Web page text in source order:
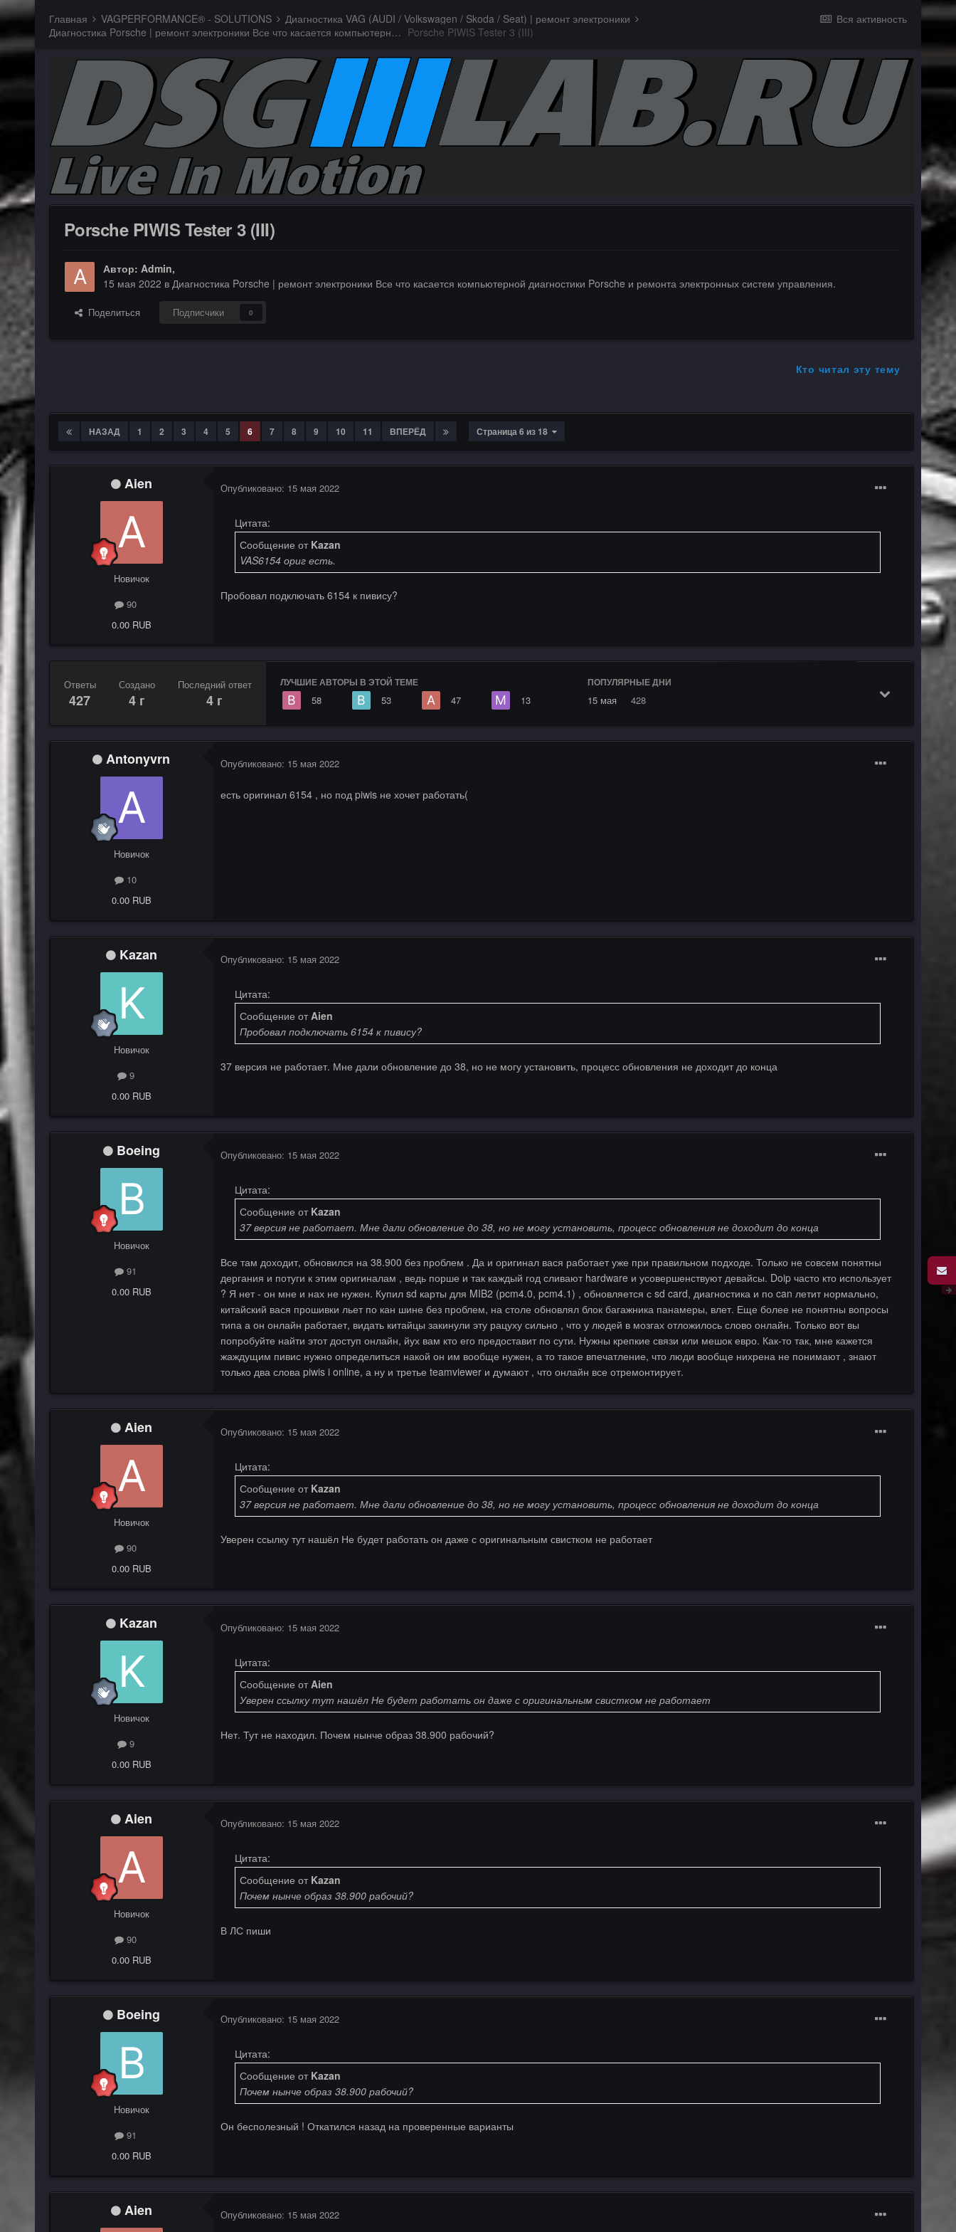
Вся активность
Главная VAGPERFORMANCE® - SOLUTIONS
Диагностика VAG (AUDI / Volkswagen / Skoda / Seat) | ремонт электроники
Диагностика Porsche | ремонт электроники Все что касается компьютерной диагностики Porsche и ремонта электронных систем управления. Porsche PIWIS Tester 3 (III)
Porsche PIWIS Tester 3 (III)
Автор: Admin,
15 мая 2022 в Диагностика Porsche | ремонт электроники Все что касается компьютерной диагностики Porsche и ремонта электронных систем управления.
Поделиться Подписчики 0
Кто читал эту тему
НАЗАД 1 2 3 4 5 6 7 8 9 10 11 ВПЕРЁД Страница 6 из 18
Aien
Новичок
90
0.00 RUB
Опубликовано: 15 мая 2022
Цитата:
Сообщение от Kazan
VAS6154 ориг есть.
Пробовал подключать 6154 к пивису?
Ответы
427
Создано
4 г
Последний ответ
4 г
ЛУЧШИЕ АВТОРЫ В ЭТОЙ ТЕМЕ
58 53 47 13
ПОПУЛЯРНЫЕ ДНИ
15 мая 428
Antonyvrn
Новичок
10
0.00 RUB
Опубликовано: 15 мая 2022
есть оригинал 6154 , но под piwis не хочет работать(
Kazan
Новичок
9
0.00 RUB
Опубликовано: 15 мая 2022
Цитата:
Сообщение от Aien
Пробовал подключать 6154 к пивису?
37 версия не работает. Мне дали обновление до 38, но не могу установить, процесс обновления не доходит до конца
Boeing
Новичок
91
0.00 RUB
Опубликовано: 15 мая 2022
Цитата:
Сообщение от Kazan
37 версия не работает. Мне дали обновление до 38, но не могу установить, процесс обновления не доходит до конца
Все там доходит, обновился на 38.900 без проблем . Да и оригинал вася работает уже при правильном подходе. Только не совсем понятны
дергания и потуги к этим оригиналам , ведь порше и так каждый год сливают hardware и усовершенствуют девайсы. Doip часто кто использует
? Я нет - он мне и нах не нужен. Купил sd карты для MIB2 (pcm4.0, pcm4.1) , обновляется с sd card, диагностика и по can летит нормально,
китайский вася прошивки льет по кан шине без проблем, на столе обновлял блок багажника панамеры, влет. Еще более не понятны вопросы
типа а он онлайн работает, видать китайцы закинули эту рацуху сильно , что у людей в мозгах отложилось слово онлайн. Только вот вы
попробуйте найти этот доступ онлайн, йух вам кто его предоставит по сути. Нужны крепкие связи или мешок евро. Как-то так, мне кажется
жаждущим пивис нужно определиться накой он им вообще нужен, а то такое впечатление, что люди вообще нихрена не понимают , знают
только два слова piwis i online, а ну и третье teamviewer и думают , что онлайн все отремонтирует.
Aien
Новичок
90
0.00 RUB
Опубликовано: 15 мая 2022
Цитата:
Сообщение от Kazan
37 версия не работает. Мне дали обновление до 38, но не могу установить, процесс обновления не доходит до конца
Уверен ссылку тут нашёл Не будет работать он даже с оригинальным свистком не работает
Kazan
Новичок
9
0.00 RUB
Опубликовано: 15 мая 2022
Цитата:
Сообщение от Aien
Уверен ссылку тут нашёл Не будет работать он даже с оригинальным свистком не работает
Нет. Тут не находил. Почем нынче образ 38.900 рабочий?
Aien
Новичок
90
0.00 RUB
Опубликовано: 15 мая 2022
Цитата:
Сообщение от Kazan
Почем нынче образ 38.900 рабочий?
В ЛС пиши
Boeing
Новичок
91
0.00 RUB
Опубликовано: 15 мая 2022
Цитата:
Сообщение от Kazan
Почем нынче образ 38.900 рабочий?
Он бесполезный ! Откатился назад на проверенные варианты
Aien Опубликовано: 15 мая 2022